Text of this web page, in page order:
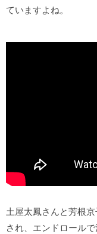
ていますよね。
土屋太鳳さんと芳根
され、エンドロール